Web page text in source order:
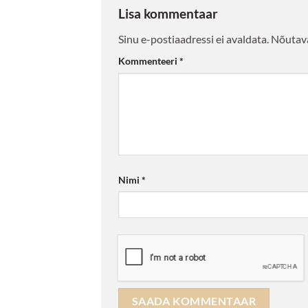
Lisa kommentaar
Sinu e-postiaadressi ei avaldata.
Kommenteeri *
Nimi *